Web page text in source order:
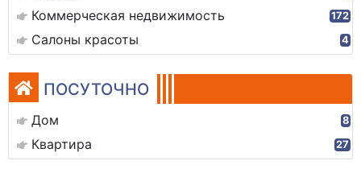
Коммерческая недвижимость 172
Салоны красоты 4
ПОСУТОЧНО
Дом 8
Квартира 27